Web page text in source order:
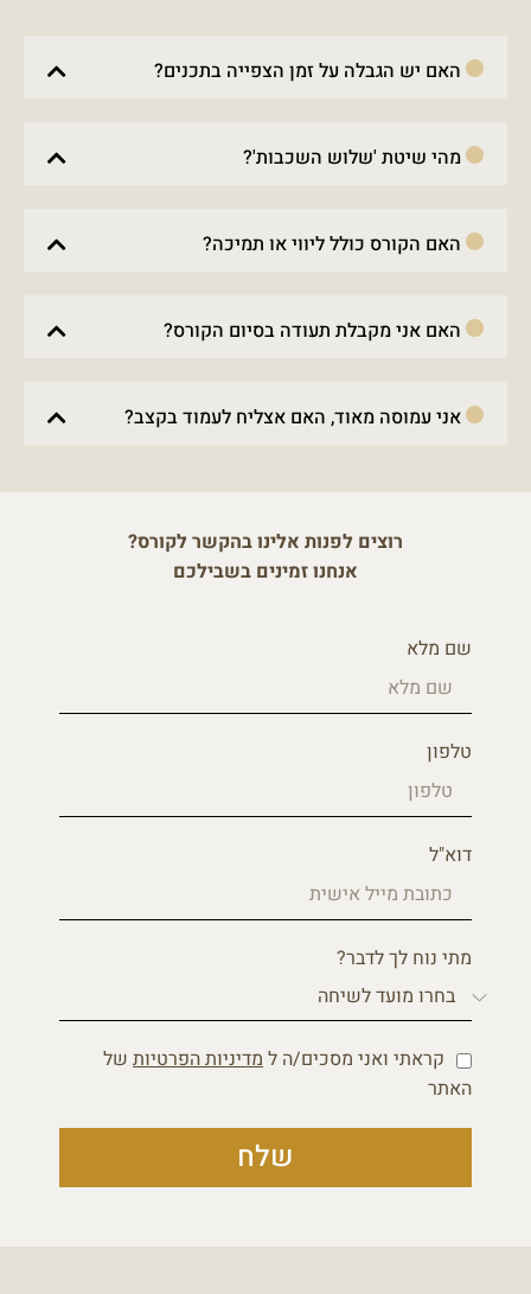
האם יש הגבלה על זמן הצפייה בתכנים?
מהי שיטת 'שלוש השכבות'?
האם הקורס כולל ליווי או תמיכה?
האם אני מקבלת תעודה בסיום הקורס?
אני עמוסה מאוד, האם אצליח לעמוד בקצב?
רוצים לפנות אלינו בהקשר לקורס?
אנחנו זמינים בשבילכם
שם מלא
טלפון
דוא"ל
מתי נוח לך לדבר?
קראתי ואני מסכים/ה למדיניות הפרטיות של
האתר
שלח